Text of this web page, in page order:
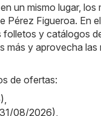
un mismo lugar, los
Pérez Figueroa. En
y catálogos
más y aprovecha las
de ofertas:
08/2026)